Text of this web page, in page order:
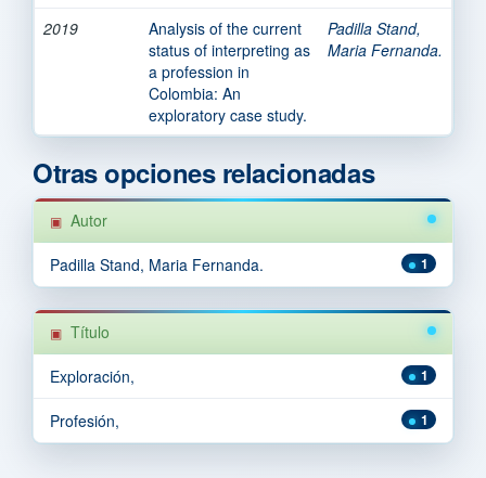
2019
Analysis of the current
status of interpreting as
a profession in
Colombia: An
exploratory case study.
Padilla Stand,
Maria Fernanda.
Otras opciones relacionadas
Autor
1
Padilla Stand, Maria Fernanda.
Título
1
Exploración,
1
Profesión,